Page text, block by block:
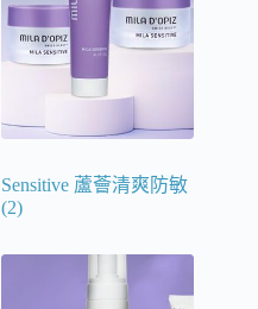
Sensitive 蘆薈清爽防敏
(2)